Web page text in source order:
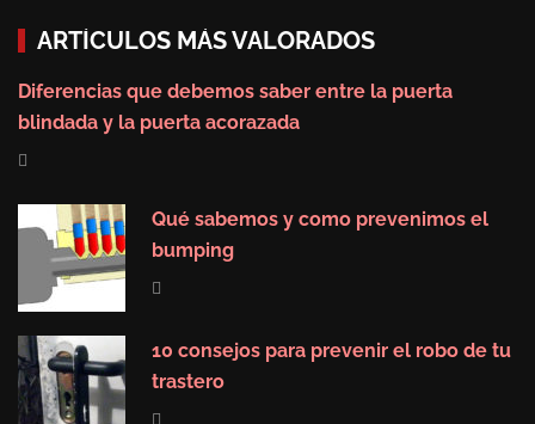
ARTÍCULOS MÁS VALORADOS
Diferencias que debemos saber entre la puerta
blindada y la puerta acorazada
Qué sabemos y como prevenimos el
bumping
10 consejos para prevenir el robo de tu
trastero